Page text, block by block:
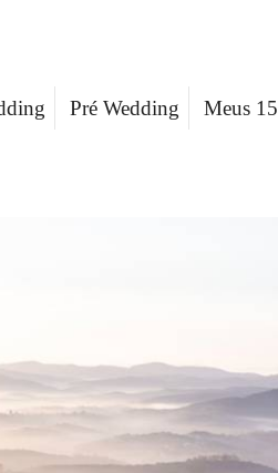
Pré Wedding Meus 15